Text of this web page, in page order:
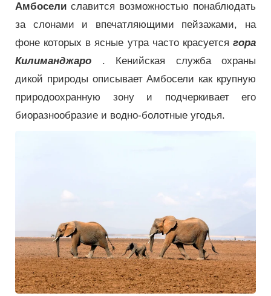
Амбосели славится возможностью понаблюдать
за слонами и впечатляющими пейзажами, на
фоне которых в ясные утра часто красуется гора
Килиманджаро . Кенийская служба охраны
дикой природы описывает Амбосели как крупную
природоохранную зону и подчеркивает его
биоразнообразие и водно-болотные угодья.